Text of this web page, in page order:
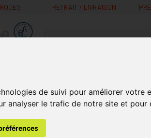
de suivi pour améliorer
analyser le trafic de notre site et
RETRAIT / LIVRAISON
MaPharmacie.be ma santé, mes
-